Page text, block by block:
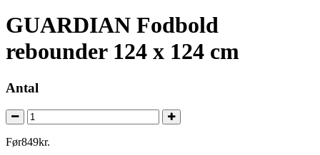
GUARDIAN Fodbold
rebounder 124 x 124 cm
Antal
Før849kr.